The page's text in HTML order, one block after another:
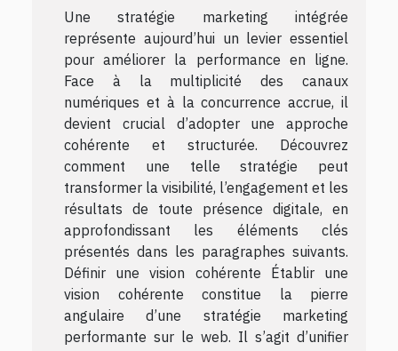
Une stratégie marketing intégrée
représente aujourd’hui un levier essentiel
pour améliorer la performance en ligne.
Face à la multiplicité des canaux
numériques et à la concurrence accrue, il
devient crucial d’adopter une approche
cohérente et structurée. Découvrez
comment une telle stratégie peut
transformer la visibilité, l’engagement et les
résultats de toute présence digitale, en
approfondissant les éléments clés
présentés dans les paragraphes suivants.
Définir une vision cohérente Établir une
vision cohérente constitue la pierre
angulaire d’une stratégie marketing
performante sur le web. Il s’agit d’unifier